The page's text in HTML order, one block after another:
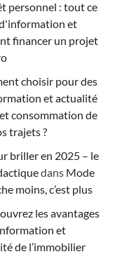
personnel : tout ce
et
financer un projet
choisir pour des
et actualité
consommation de
trajets ?
briller en 2025 – le
dans Mode
moins, c’est plus
les avantages
et
de l’immobilier